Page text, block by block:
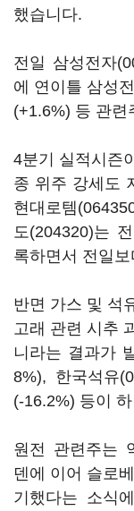
했습니다.
전일 삼성전자
에 연이틀 삼성
(+1.6%) 등 관련
4분기 실적시즌
종 위주 강세도
현대로템
도(204320)는
록하면서 전일
반면 가스 및 석
고래 관련 시추
니라는 결과가
8%), 한국석유
(-16.2%) 등이
원전 관련주는
덴에 이어 슬로
기했다는 소식에